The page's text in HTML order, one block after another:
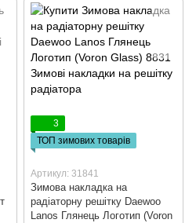
3
ТОП зимових товарів
Артикул: 31841
Зимова накладка на
радіаторну решітку Daewoo
Lanos Глянець Логотип (Voron